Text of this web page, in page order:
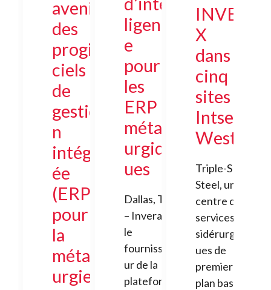
avenir
des
progi
ciels
de
gestio
n
intégr
ée
(ERP)
pour
la
métall
urgie
ligenc
e
pour
les
ERP
métall
urgiq
ues
Dallas, TX
– Invera,
le
fournisse
ur de la
plateform
INVE
X
dans
cinq
sites
Intsel
West
Triple-S
Steel, un
centre de
services
sidérurgiq
ues de
premier
plan basé